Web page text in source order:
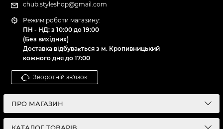
chub.styleshop@gmail.com
Режим роботи магазину:
ПН - НД: з 10:00 до 19:00
(Без вихідних)
Доставка відбувається з м. Кропивницький
кожного дня до 17:00
Зворотній зв'язок
ПРО МАГАЗИН